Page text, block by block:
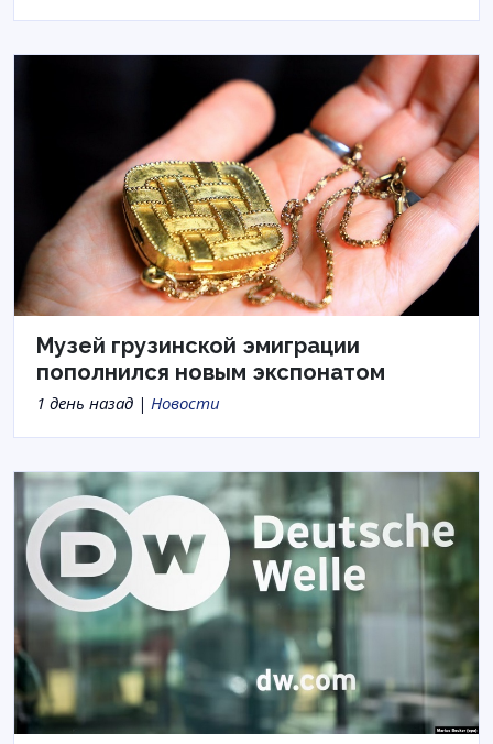
Музей грузинской эмиграции
пополнился новым экспонатом
1 день назад | Новости